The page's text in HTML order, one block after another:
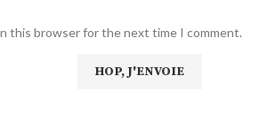
this browser for the next time I comment.